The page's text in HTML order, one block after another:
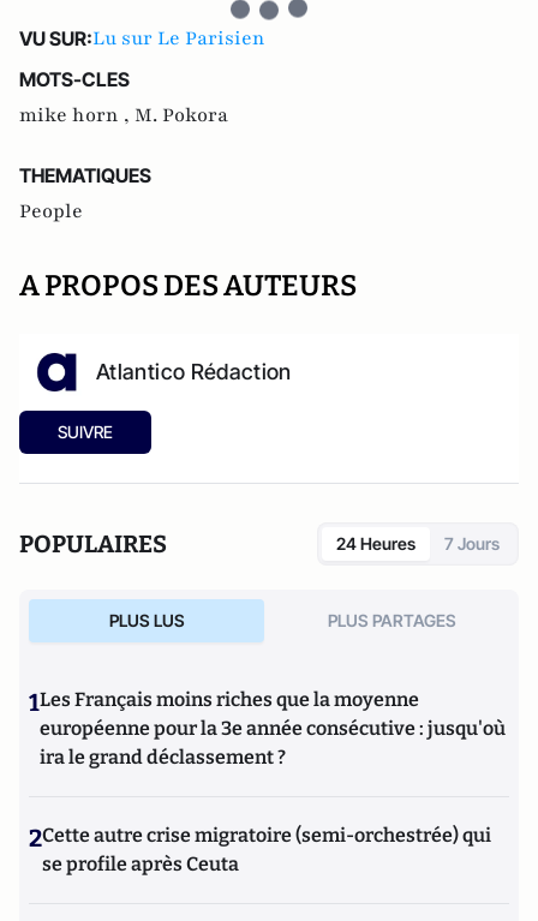
VU SUR:Lu sur Le Parisien
MOTS-CLES
mike horn , M. Pokora
THEMATIQUES
People
A PROPOS DES AUTEURS
Atlantico Rédaction
SUIVRE
POPULAIRES 24 Heures 7 Jours
PLUS LUS PLUS PARTAGES
1Les Français moins riches que la moyenne
européenne pour la 3e année consécutive : jusqu'où
ira le grand déclassement ?
2Cette autre crise migratoire (semi-orchestrée) qui
se profile après Ceuta